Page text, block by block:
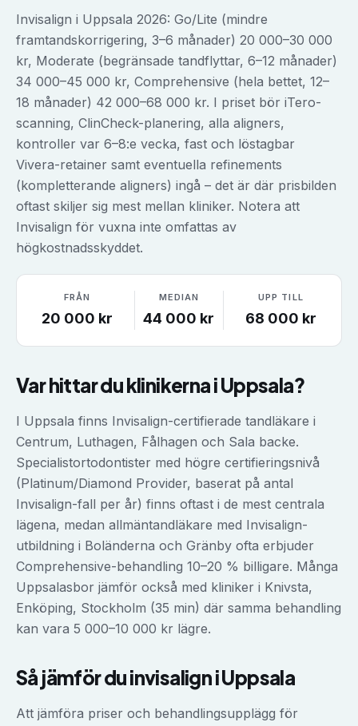
Invisalign i Uppsala 2026: Go/Lite (mindre
framtandskorrigering, 3–6 månader) 20 000–30 000
kr, Moderate (begränsade tandflyttar, 6–12 månader)
34 000–45 000 kr, Comprehensive (hela bettet, 12–
18 månader) 42 000–68 000 kr. I priset bör iTero-
scanning, ClinCheck-planering, alla aligners,
kontroller var 6–8:e vecka, fast och löstagbar
Vivera-retainer samt eventuella refinements
(kompletterande aligners) ingå – det är där prisbilden
oftast skiljer sig mest mellan kliniker. Notera att
Invisalign för vuxna inte omfattas av
högkostnadsskyddet.
FRÅN
20 000 kr
MEDIAN
44 000 kr
UPP TILL
68 000 kr
Var hittar du klinikerna iUppsala?
I Uppsala finns Invisalign-certifierade tandläkare i
Centrum, Luthagen, Fålhagen och Sala backe.
Specialistortodontister med högre certifieringsnivå
(Platinum/Diamond Provider, baserat på antal
Invisalign-fall per år) finns oftast i de mest centrala
lägena, medan allmäntandläkare med Invisalign-
utbildning i Boländerna och Gränby ofta erbjuder
Comprehensive-behandling 10–20 % billigare. Många
Uppsalasbor jämför också med kliniker i Knivsta,
Enköping, Stockholm (35 min) där samma behandling
kan vara 5 000–10 000 kr lägre.
Så jämför duinvisaligniUppsala
Att jämföra priser och behandlingsupplägg för